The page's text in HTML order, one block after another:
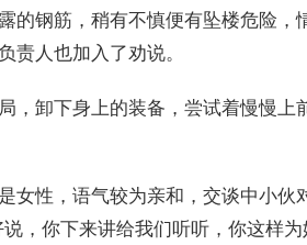
的钢筋，稍有不慎便有坠楼危险，
责人也加入了劝说。
，卸下身上的装备，尝试着慢慢
女性，语气较为亲和，交谈中小
，你下来讲给我们听听，你这样